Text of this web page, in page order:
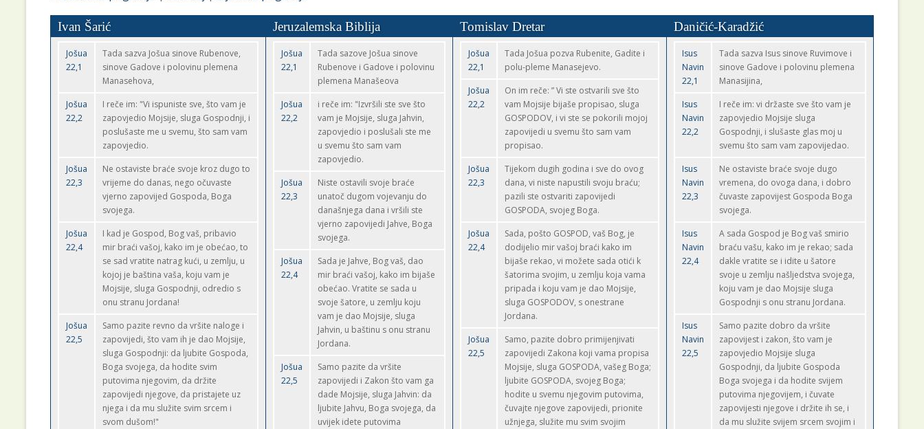
Ivan Šarić Jeruzalemska Biblija Tomislav Dretar Daničić-Karadžić
Jošua
22,1
Tada sazva Jošua sinove Rubenove,
sinove Gadove i polovinu plemena
Manasehova,
Jošua
22,2
I reče im: "Vi ispuniste sve, što vam je
zapovjedio Mojsije, sluga Gospodnji, i
poslušaste me u svemu, što sam vam
zapovjedio.
Jošua
22,3
Ne ostaviste braće svoje kroz dugo to
vrijeme do danas, nego očuvaste
vjerno zapovijed Gospoda, Boga
svojega.
Jošua
22,4
I kad je Gospod, Bog vaš, pribavio
mir braći vašoj, kako im je obećao, to
se sad vratite natrag kući, u zemlju, u
kojoj je baština vaša, koju vam je
Mojsije, sluga Gospodnji, odredio s
onu stranu Jordana!
Jošua
22,5
Samo pazite revno da vršite naloge i
zapovijedi, što vam ih je dao Mojsije,
sluga Gospodnji: da ljubite Gospoda,
Boga svojega, da hodite svim
putovima njegovim, da držite
zapovijedi njegove, da pristajete uz
njega i da mu služite svim srcem i
svom dušom!"
Jošua
22,1
Tada sazove Jošua sinove
Rubenove i Gadove i polovinu
plemena Manašeova
Jošua
22,2
i reče im: "Izvršili ste sve što
vam je Mojsije, sluga Jahvin,
zapovjedio i poslušali ste me
u svemu što sam vam
zapovjedio.
Jošua
22,3
Niste ostavili svoje braće
unatoč dugom vojevanju do
današnjega dana i vršili ste
vjerno zapovijedi Jahve, Boga
svojega.
Jošua
22,4
Sada je Jahve, Bog vaš, dao
mir braći vašoj, kako im bijaše
obećao. Vratite se sada u
svoje šatore, u zemlju koju
vam je dao Mojsije, sluga
Jahvin, u baštinu s onu stranu
Jordana.
Jošua
22,5
Samo pazite da vršite
zapovijedi i Zakon što vam ga
dade Mojsije, sluga Jahvin: da
ljubite Jahvu, Boga svojega, da
uvijek idete putovima
Jošua
22,1
Tada Jošua pozva Rubenite, Gadite i
polu-pleme Manasejevo.
Jošua
22,2
On im reče: ” Vi ste ostvarili sve što
vam Mojsije bijaše propisao, sluga
GOSPODOV, i vi ste se pokorili mojoj
zapovijedi u svemu što sam vam
propisao.
Jošua
22,3
Tijekom dugih godina i sve do ovog
dana, vi niste napustili svoju braću;
pazili ste ostvariti zapovijedi
GOSPODA, svojeg Boga.
Jošua
22,4
Sada, pošto GOSPOD, vaš Bog, je
dodijelio mir vašoj braći kako im
bijaše rekao, vi možete sada otići k
šatorima svojim, u zemlju koja vama
pripada i koju vam je dao Mojsije,
sluga GOSPODOV, s onestrane
Jordana.
Jošua
22,5
Samo, pazite dobro primijenjivati
zapovijedi Zakona koji vama propisa
Mojsije, sluga GOSPODA, vašeg Boga;
ljubite GOSPODA, svojeg Boga;
hodite u svemu njegovim putovima,
čuvajte njegove zapovijedi, prionite
užnjega, služite mu svim svojim
Isus
Navin
22,1
Tada sazva Isus sinove Ruvimove i
sinove Gadove i polovinu plemena
Manasijina,
Isus
Navin
22,2
I reče im: vi držaste sve što vam je
zapovjedio Mojsije sluga
Gospodnji, i slušaste glas moj u
svemu što sam vam zapovijedao.
Isus
Navin
22,3
Ne ostaviste braće svoje dugo
vremena, do ovoga dana, i dobro
čuvaste zapovijest Gospoda Boga
svojega.
Isus
Navin
22,4
A sada Gospod je Bog vaš smirio
braću vašu, kako im je rekao; sada
dakle vratite se i idite u šatore
svoje u zemlju našljedstva svojega,
koju vam je dao Mojsije sluga
Gospodnji s onu stranu Jordana.
Isus
Navin
22,5
Samo pazite dobro da vršite
zapovijest i zakon, što vam je
zapovjedio Mojsije sluga
Gospodnji, da ljubite Gospoda
Boga svojega i da hodite svijem
putovima njegovijem, i čuvate
zapovijesti njegove i držite ih se, i
da mu služite svijem srcem svojim i